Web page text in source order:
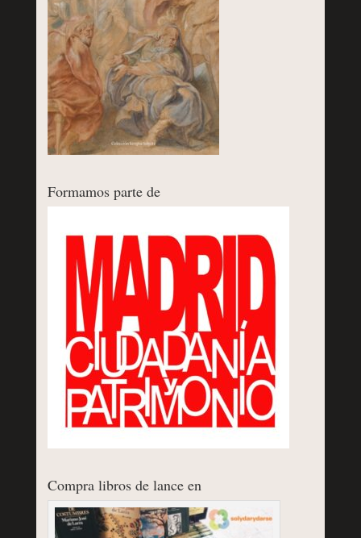
Formamos parte de
Compra libros de lance en